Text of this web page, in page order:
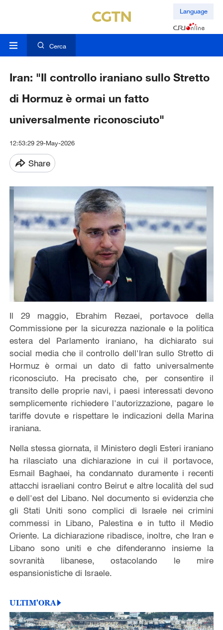
Language
Cerca
Iran: "Il controllo iraniano sullo Stretto
di Hormuz è ormai un fatto
universalmente riconosciuto"
12:53:29 29-May-2026
Share
Il 29 maggio, Ebrahim Rezaei, portavoce della
Commissione per la sicurezza nazionale e la politica
estera del Parlamento iraniano, ha dichiarato sui
social media che il controllo dell'Iran sullo Stretto di
Hormuz è ormai un dato di fatto universalmente
riconosciuto. Ha precisato che, per consentire il
transito delle proprie navi, i paesi interessati devono
semplicemente richiedere l'autorizzazione, pagare le
tariffe dovute e rispettare le indicazioni della Marina
iraniana.
Nella stessa giornata, il Ministero degli Esteri iraniano
ha rilasciato una dichiarazione in cui il portavoce,
Esmail Baghaei, ha condannato duramente i recenti
attacchi israeliani contro Beirut e altre località del sud
e dell'est del Libano. Nel documento si evidenzia che
gli Stati Uniti sono complici di Israele nei crimini
commessi in Libano, Palestina e in tutto il Medio
Oriente. La dichiarazione ribadisce, inoltre, che Iran e
Libano sono uniti e che difenderanno insieme la
sovranità libanese, ostacolando le mire
espansionistiche di Israele.
ULTIM'ORA